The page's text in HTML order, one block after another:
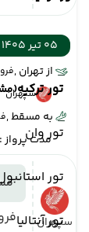
تور ترکیه
تور وان
تور
تور آنتالیا
05 تیر 1405
از تهران ,
سپهران
به مسقط ,
مدت پرواز : 03:00
سپهران